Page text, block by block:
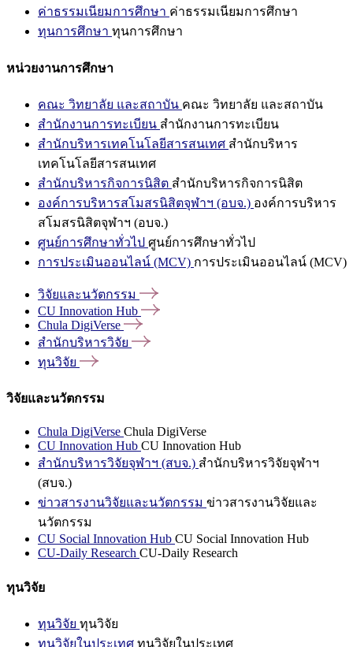
ค่าธรรมเนียมการศึกษา ค่าธรรมเนียมการศึกษา
ทุนการศึกษา ทุนการศึกษา
หน่วยงานการศึกษา
คณะ วิทยาลัย และสถาบัน คณะ วิทยาลัย และสถาบัน
สำนักงานการทะเบียน สำนักงานการทะเบียน
สำนักบริหารเทคโนโลยีสารสนเทศ สำนักบริหาร
เทคโนโลยีสารสนเทศ
สำนักบริหารกิจการนิสิต สำนักบริหารกิจการนิสิต
องค์การบริหารสโมสรนิสิตจุฬาฯ (อบจ.) องค์การบริหาร
สโมสรนิสิตจุฬาฯ (อบจ.)
ศูนย์การศึกษาทั่วไป ศูนย์การศึกษาทั่วไป
การประเมินออนไลน์ (MCV) การประเมินออนไลน์ (MCV)
วิจัยและนวัตกรรม
CU Innovation Hub
Chula DigiVerse
สำนักบริหารวิจัย
ทุนวิจัย
วิจัยและนวัตกรรม
Chula DigiVerse Chula DigiVerse
CU Innovation Hub CU Innovation Hub
สำนักบริหารวิจัยจุฬาฯ (สบจ.) สำนักบริหารวิจัยจุฬาฯ
(สบจ.)
ข่าวสารงานวิจัยและนวัตกรรม ข่าวสารงานวิจัยและ
นวัตกรรม
CU Social Innovation Hub CU Social Innovation Hub
CU-Daily Research CU-Daily Research
ทุนวิจัย
ทุนวิจัย ทุนวิจัย
ทุนวิจัยในประเทศ ทุนวิจัยในประเทศ